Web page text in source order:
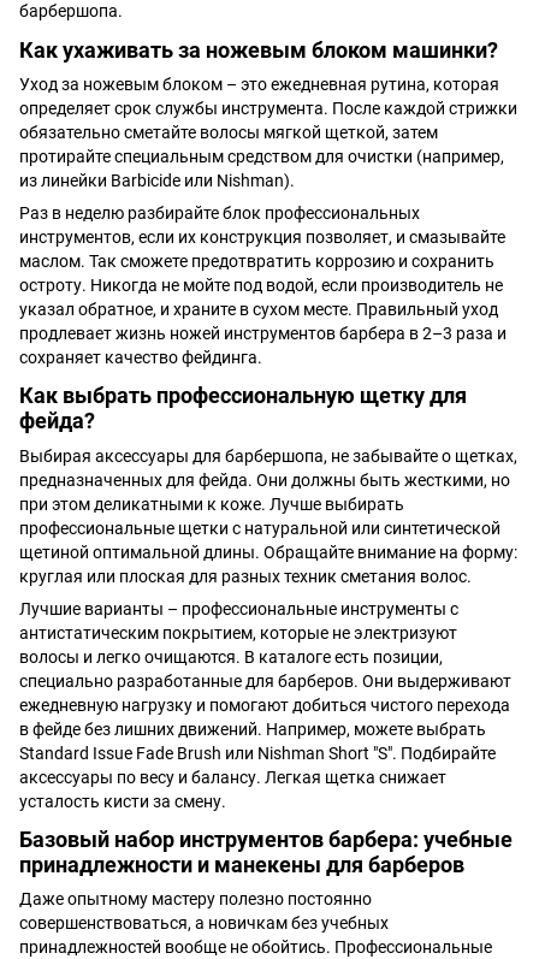
барбершопа.
Как ухаживать за ножевым блоком машинки?
Уход за ножевым блоком – это ежедневная рутина, которая
определяет срок службы инструмента. После каждой стрижки
обязательно сметайте волосы мягкой щеткой, затем
протирайте специальным средством для очистки (например,
из линейки Barbicide или Nishman).
Раз в неделю разбирайте блок профессиональных
инструментов, если их конструкция позволяет, и смазывайте
маслом. Так сможете предотвратить коррозию и сохранить
остроту. Никогда не мойте под водой, если производитель не
указал обратное, и храните в сухом месте. Правильный уход
продлевает жизнь ножей инструментов барбера в 2–3 раза и
сохраняет качество фейдинга.
Как выбрать профессиональную щетку для
фейда?
Выбирая аксессуары для барбершопа, не забывайте о щетках,
предназначенных для фейда. Они должны быть жесткими, но
при этом деликатными к коже. Лучше выбирать
профессиональные щетки с натуральной или синтетической
щетиной оптимальной длины. Обращайте внимание на форму:
круглая или плоская для разных техник сметания волос.
Лучшие варианты – профессиональные инструменты с
антистатическим покрытием, которые не электризуют
волосы и легко очищаются. В каталоге есть позиции,
специально разработанные для барберов. Они выдерживают
ежедневную нагрузку и помогают добиться чистого перехода
в фейде без лишних движений. Например, можете выбрать
Standard Issue Fade Brush или Nishman Short "S". Подбирайте
аксессуары по весу и балансу. Легкая щетка снижает
усталость кисти за смену.
Базовый набор инструментов барбера: учебные
принадлежности и манекены для барберов
Даже опытному мастеру полезно постоянно
совершенствоваться, а новичкам без учебных
принадлежностей вообще не обойтись. Профессиональные